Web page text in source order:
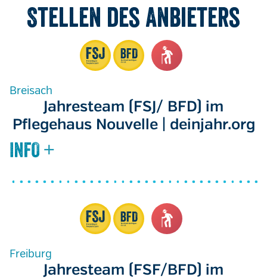
Stellen des Anbieters
Breisach
Jahresteam (FSJ/ BFD) im
Pflegehaus Nouvelle | deinjahr.org
Freiburg
Jahresteam (FSF/BFD) im